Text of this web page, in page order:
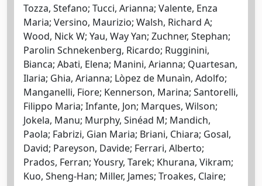
Tozza, Stefano; Tucci, Arianna; Valente, Enza
Maria; Versino, Maurizio; Walsh, Richard A;
Wood, Nick W; Yau, Way Yan; Zuchner, Stephan;
Parolin Schnekenberg, Ricardo; Rugginini,
Bianca; Abati, Elena; Manini, Arianna; Quartesan,
Ilaria; Ghia, Arianna; Lòpez de Munaìn, Adolfo;
Manganelli, Fiore; Kennerson, Marina; Santorelli,
Filippo Maria; Infante, Jon; Marques, Wilson;
Jokela, Manu; Murphy, Sinéad M; Mandich,
Paola; Fabrizi, Gian Maria; Briani, Chiara; Gosal,
David; Pareyson, Davide; Ferrari, Alberto;
Prados, Ferran; Yousry, Tarek; Khurana, Vikram;
Kuo, Sheng-Han; Miller, James; Troakes, Claire;